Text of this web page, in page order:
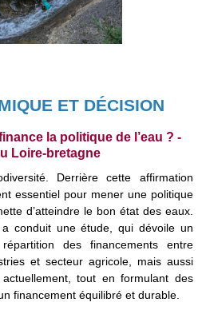
ET DÉCISION
la politique de l’eau ? -
Loire-bretagne
Derrière cette affirmation
essentiel pour mener une politique
d’atteindre le bon état des eaux.
conduit une étude, qui dévoile un
des financements entre
et secteur agricole, mais aussi
tout en formulant des
financement équilibré et durable.